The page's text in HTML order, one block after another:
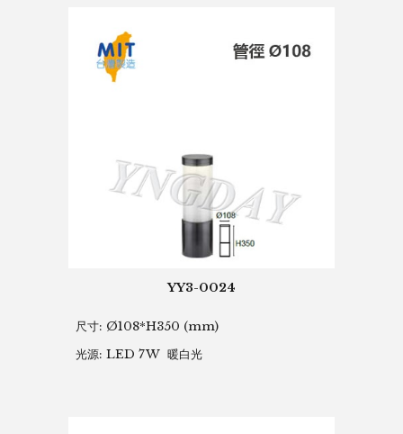
YY3-0024
尺寸: Ø108*H350 (mm)
光源: LED 7W 暖白光